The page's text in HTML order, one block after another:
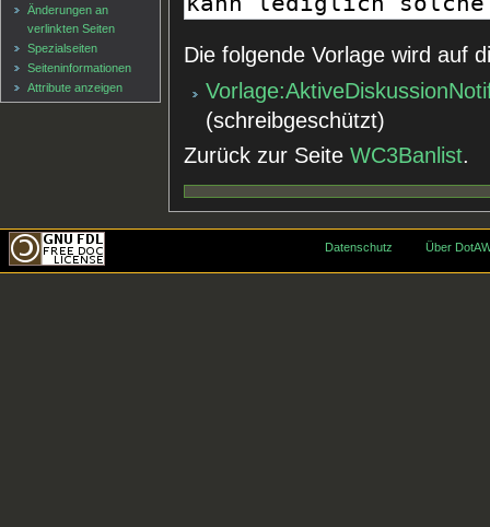
Die folgende Vorlage wird auf
(schreibgeschützt)
Zurück zur SeiteWC3Banlist.
Änderungen an
verlinkten Seiten
Spezialseiten
Seiten­informationen
Attribute anzeigen
Datenschutz Über